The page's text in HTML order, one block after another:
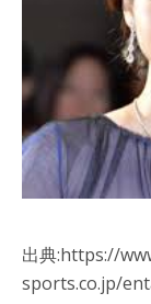
出典:https://
sports.co.jp/